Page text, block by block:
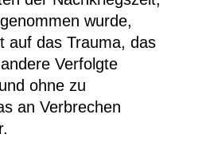
wurde,
auf das Trauma, das
Verfolgte
ohne zu
an Verbrechen